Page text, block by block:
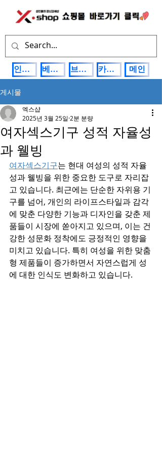
인기상품 베스트제품 브랜드관 카테고리 메인
게시물
여자섹스기구 성적 자율성
과 웰빙
엑스샵
2025년 3월 25일 2분 분량
여자섹스기구는 현대 여성의 성적 자율
성과 웰빙을 위한 중요한 도구로 자리잡
고 있습니다. 최근에는 단순한 자위용 기
구를 넘어, 개인의 라이프스타일과 감각
에 맞춘 다양한 기능과 디자인을 갖춘 제
품들이 시장에 쏟아지고 있으며, 이는 건
강한 성문화 정착에도 긍정적인 영향을
미치고 있습니다. 특히 여성을 위한 맞춤
형 제품들이 증가하면서 자연스럽게 성
에 대한 인식도 변화하고 있습니다.